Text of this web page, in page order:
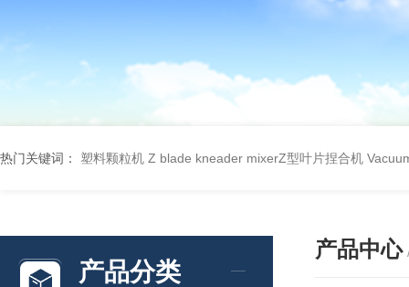
热门关键词： 塑料颗粒机 Z blade kneader mixerZ型叶片捏合机
产品分类
产品中心